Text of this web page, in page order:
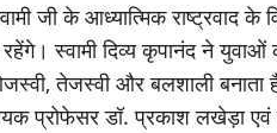
जी के आध्यात्मिक राष्ट्रवाद के
रहेंगे। स्वामी दिव्य कृपानंद ने
तेजस्वी और बलशाली बनाता
प्रोफेसर डॉ. प्रकाश लखेड़ा एवं